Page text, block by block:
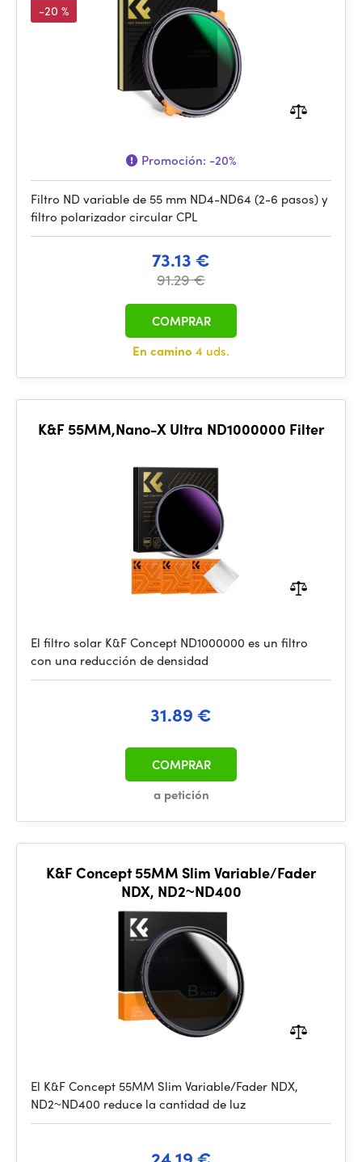
-20 %
Promoción: -20%
Filtro ND variable de 55 mm ND4-ND64 (2-6 pasos) y
filtro polarizador circular CPL
73.13 €
91.29 €
En camino 4 uds.
COMPRAR
K&F 55MM,Nano-X Ultra ND1000000 Filter
El filtro solar K&F Concept ND1000000 es un filtro
con una reducción de densidad
31.89 €
a petición
COMPRAR
K&F Concept 55MM Slim Variable/Fader
NDX, ND2~ND400
El K&F Concept 55MM Slim Variable/Fader NDX,
ND2~ND400 reduce la cantidad de luz